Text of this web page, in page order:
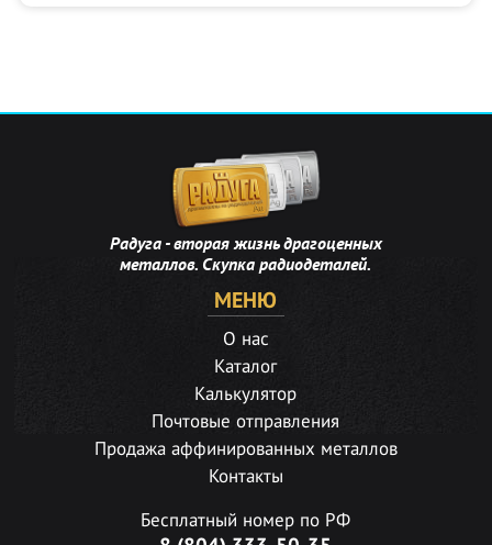
Радуга - вторая жизнь драгоценных
металлов. Скупка радиодеталей.
МЕНЮ
О нас
Каталог
Калькулятор
Почтовые отправления
Продажа аффинированных металлов
Контакты
Бесплатный номер по РФ